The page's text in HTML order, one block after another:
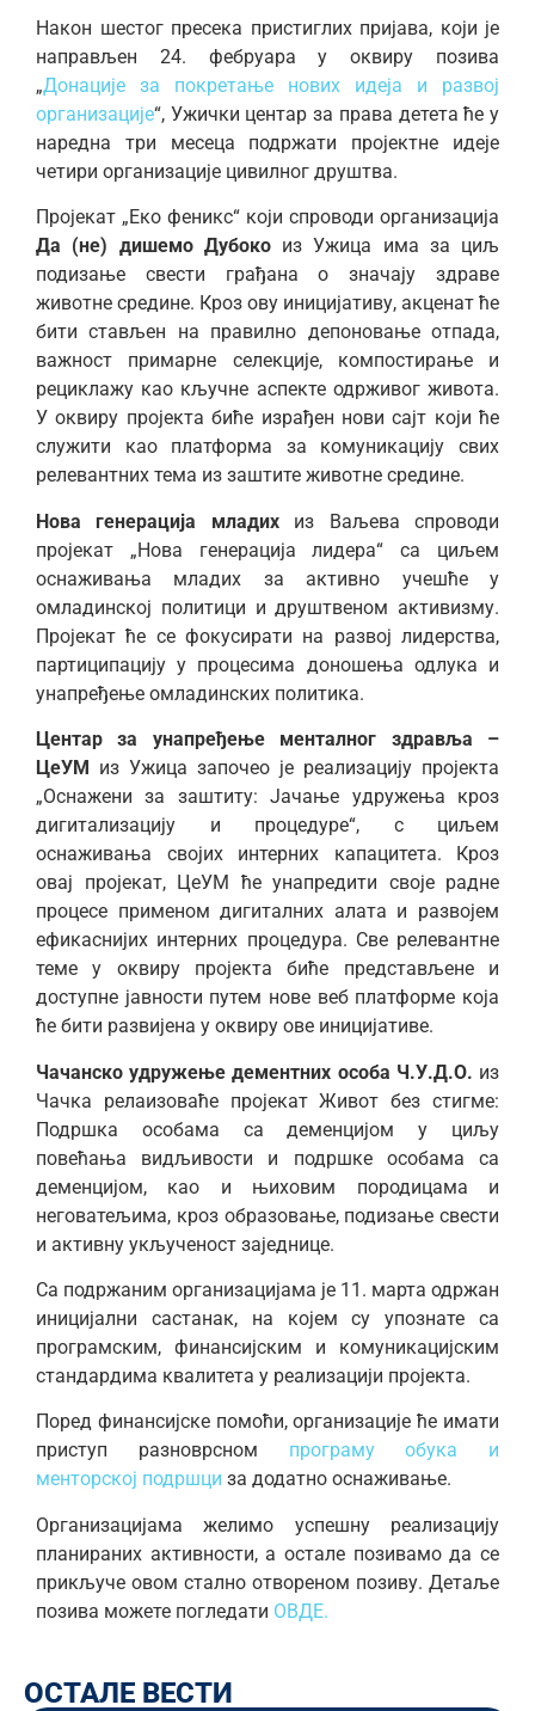
Након шестог пресека пристиглих пријава, који је
направљен 24. фебруара у оквиру позива
„Донације за покретање нових идеја и развој
организације“, Ужички центар за права детета ће у
наредна три месеца подржати пројектне идеје
четири организације цивилног друштва.
Пројекат „Еко феникс“ који спроводи организација
Да (не) дишемо Дубоко из Ужица има за циљ
подизање свести грађана о значају здраве
животне средине. Кроз ову иницијативу, акценат ће
бити стављен на правилно депоновање отпада,
важност примарне селекције, компостирање и
рециклажу као кључне аспекте одрживог живота.
У оквиру пројекта биће израђен нови сајт који ће
служити као платформа за комуникацију свих
релевантних тема из заштите животне средине.
Нова генерација младихиз Ваљева спроводи
пројекат „Нова генерација лидера“ са циљем
оснаживања младих за активно учешће у
омладинској политици и друштвеном активизму.
Пројекат ће се фокусирати на развој лидерства,
партиципацију у процесима доношења одлука и
унапређење омладинских политика.
Центар за унапређење менталног здравља –
ЦеУМ
из Ужица започео је реализацију пројекта
„Оснажени за заштиту: Јачање удружења кроз
дигитализацију и процедуре“, с циљем
оснаживања својих интерних капацитета. Кроз
овај пројекат, ЦеУМ ће унапредити своје радне
процесе применом дигиталних алата и развојем
ефикаснијих интерних процедура. Све релевантне
теме у оквиру пројекта биће представљене и
доступне јавности путем нове веб платформе која
ће бити развијена у оквиру ове иницијативе.
Чачанско удружење дементних особа Ч.У.Д.О. из
Чачка релаизоваће пројекат Живот без стигме:
Подршка особама са деменцијом у циљу
повећања видљивости и подршке особама са
деменцијом, као и њиховим породицама и
неговатељима, кроз образовање, подизање свести
и активну укљученост заједнице.
Са подржаним организацијама је 11. марта одржан
иницијални састанак, на којем су упознате са
програмским, финансијским и комуникацијским
стандардима квалитета у реализацији пројекта.
Поред финансијске помоћи, организације ће имати
приступ разноврсном програму обука и
менторској подршци за додатно оснаживање.
Организацијама желимо успешну реализацију
планираних активности, а остале позивамо да се
прикључе овом стално отвореном позиву. Детаље
позива можете погледати ОВДЕ.
ОСТАЛЕ ВЕСТИ